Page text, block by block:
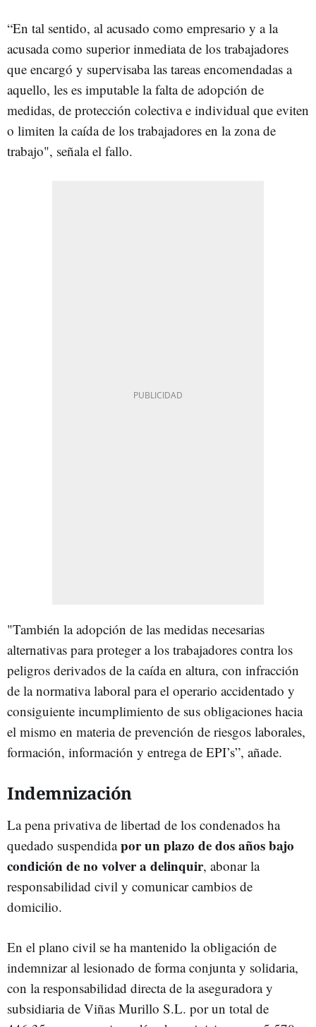
“En tal sentido, al acusado como empresario y a la
acusada como superior inmediata de los trabajadores
que encargó y supervisaba las tareas encomendadas a
aquello, les es imputable la falta de adopción de
medidas, de protección colectiva e individual que eviten
o limiten la caída de los trabajadores en la zona de
trabajo", señala el fallo.
"También la adopción de las medidas necesarias
alternativas para proteger a los trabajadores contra los
peligros derivados de la caída en altura, con infracción
de la normativa laboral para el operario accidentado y
consiguiente incumplimiento de sus obligaciones hacia
el mismo en materia de prevención de riesgos laborales,
formación, información y entrega de EPI’s”, añade.
Indemnización
La pena privativa de libertad de los condenados ha
quedado suspendidapor un plazo de dos años bajo
condición de no volver a delinquir, abonar la
responsabilidad civil y comunicar cambios de
domicilio.
En el plano civil se ha mantenido la obligación de
indemnizar al lesionado de forma conjunta y solidaria,
con la responsabilidad directa de la aseguradora y
subsidiaria de Viñas Murillo S.L. por un total de